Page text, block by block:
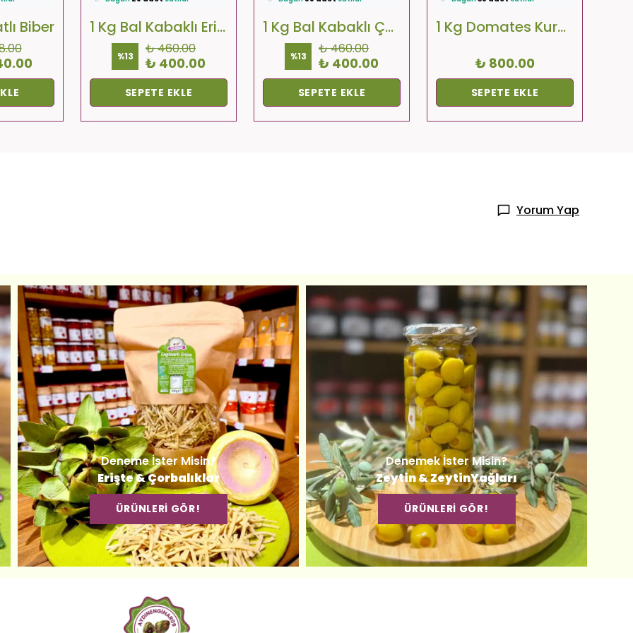
Biber 1 Kg Bal Kabaklı Erişte
%13 ₺ 460.00
₺ 400.00
SEPETE EKLE
1 Kg Bal Kabaklı Çorbalık
%13 ₺ 460.00
₺ 400.00
SEPETE EKLE
1 Kg Domates Kurusu
₺ 800.00
SEPETE EKLE
Yorum Yap
Deneme İster Misin?
Erişte & Çorbalıklar
ÜRÜNLERİ GÖR!
Denemek İster Misin?
Zeytin & ZeytinYağları
ÜRÜNLERİ GÖR!